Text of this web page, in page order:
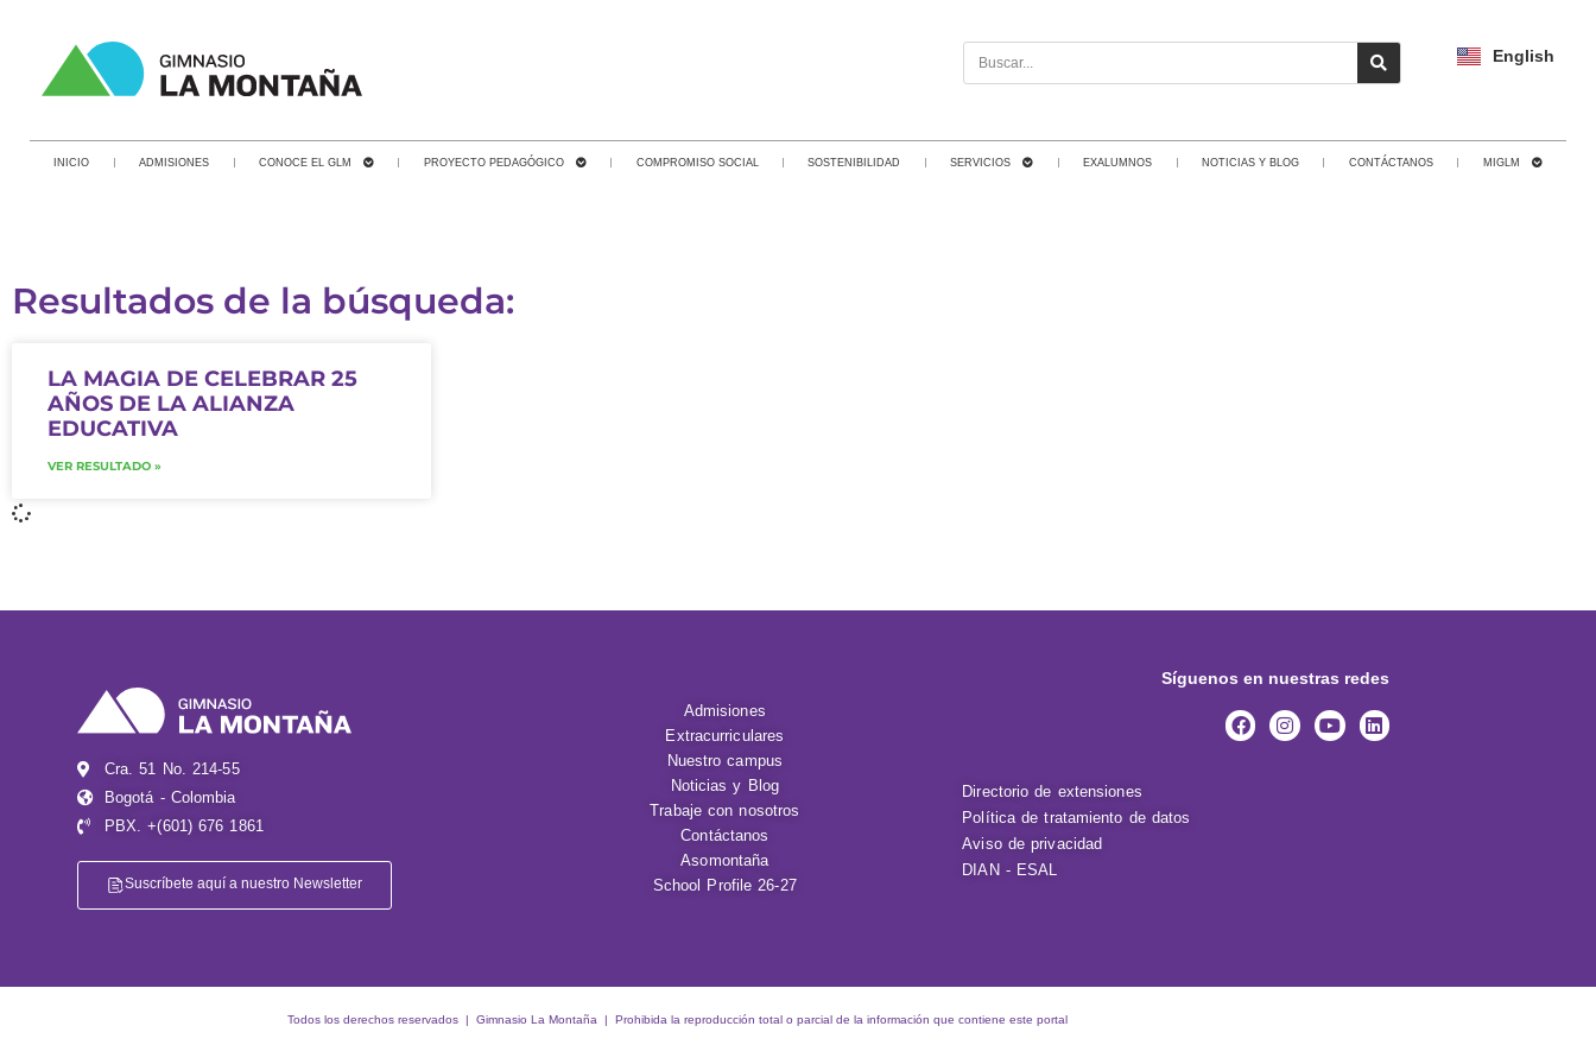
English
INICIO ADMISIONES CONOCE EL GLM PROYECTO PEDAGÓGICO COMPROMISO SOCIAL SOSTENIBILIDAD SERVICIOS EXALUMNOS NOTICIAS Y BLOG CONTÁCTANOS MIGLM
Resultados de la búsqueda:
LA MAGIA DE CELEBRAR 25
AÑOS DE LA ALIANZA
EDUCATIVA
VER RESULTADO »
Cra. 51 No. 214-55
Bogotá - Colombia
PBX. +(601) 676 1861
Suscríbete aquí a nuestro Newsletter
Admisiones
Extracurriculares
Nuestro campus
Noticias y Blog
Trabaje con nosotros
Contáctanos
Asomontaña
School Profile 26-27
Síguenos en nuestras redes
Directorio de extensiones
Política de tratamiento de datos
Aviso de privacidad
DIAN - ESAL
Todos los derechos reservados | Gimnasio La Montaña | Prohibida la reproducción total o parcial de la información que contiene este portal